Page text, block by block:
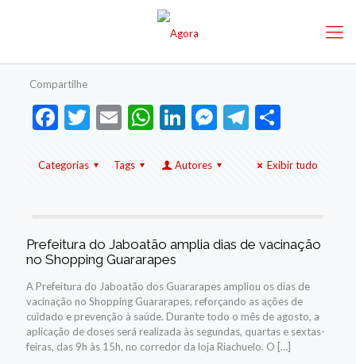
Compartilhe
Facebook
Twitter
EmailWhatsApp
LinkedIn
Messenger
Telegram
Share
Categorias Tags Autores Exibir tudo
Prefeitura do Jaboatão amplia dias de vacinação
no Shopping Guararapes
A Prefeitura do Jaboatão dos Guararapes ampliou os dias de
vacinação no Shopping Guararapes, reforçando as ações de
cuidado e prevenção à saúde. Durante todo o mês de agosto, a
aplicação de doses será realizada às segundas, quartas e sextas-
feiras, das 9h às 15h, no corredor da loja Riachuelo. O […]